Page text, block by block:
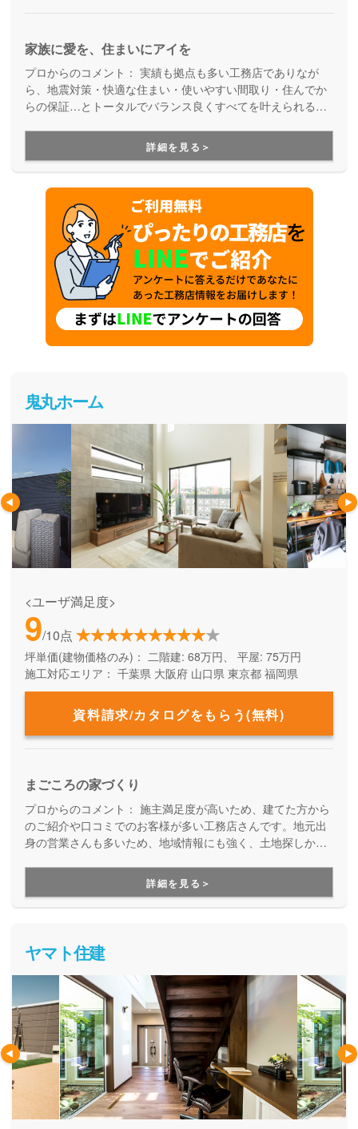
家族に愛を、住まいにアイを
プロからのコメント： 実績も拠点も多い工務店でありなが
ら、地震対策・快適な住まい・使いやすい間取り・住んでか
らの保証…とトータルでバランス良くすべてを叶えられる家
用できる間取り提案も得意なので、末長く安心して暮らせる
住まいをお求めの方、安心できるプロにまるっとお任せした
い方にもお勧めしています。
詳細を見る＞
鬼丸ホーム
<ユーザ満足度>
9/10点
坪単価(建物価格のみ)： 二階建: 68万円、 平屋: 75万円
施工対応エリア： 千葉県 大阪府 山口県 東京都 福岡県
資料請求/カタログをもらう(無料)
まごころの家づくり
プロからのコメント： 施主満足度が高いため、建てた方から
のご紹介や口コミでのお客様が多い工務店さんです。地元出
身の営業さんも多いため、地域情報にも強く、土地探しから
詳細を見る＞
ヤマト住建